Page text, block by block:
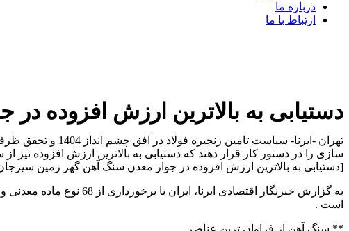
درباره ما
ارتباط با ما
دستیابی به بالاترین ارزش افزوده
سازی را در دستور کار قرار دهند که دستیابی به بالاترین ارزش افزوده
[دستیابی به بالاترین ارزش افزوده در جوار معدن سنگ آهن گهر زمین
است .
** سنگ آهن از فراوان ترین عناصر